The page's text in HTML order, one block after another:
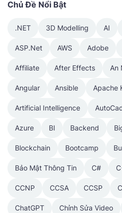
Chủ Đề Nổi Bật
.NET 3D Modelling AI
ASP.Net AWS Adobe
Affiliate After Effects An
Angular Ansible Apache
Artificial Intelligence
Azure BI Backend
Blockchain Bootcamp
Bảo Mật Thông Tin C#
CCNP CCSA CCSP
ChatGPT Chỉnh Sửa Video